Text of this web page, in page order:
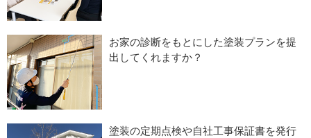
お家の診断をもとにした塗装プランを提
出してくれますか？
塗装の定期点検や自社工事保証書を発行